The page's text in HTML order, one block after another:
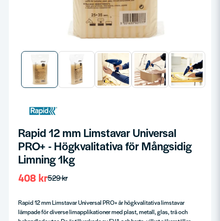
Rapid 12 mm Limstavar Universal
PRO+ - Högkvalitativa för Mångsidig
Limning 1kg
529 kr
408 kr
Rapid 12 mm Limstavar Universal PRO+ är högkvalitativa limstavar
lämpade för diverse limapplikationer med plast, metall, glas, trä och